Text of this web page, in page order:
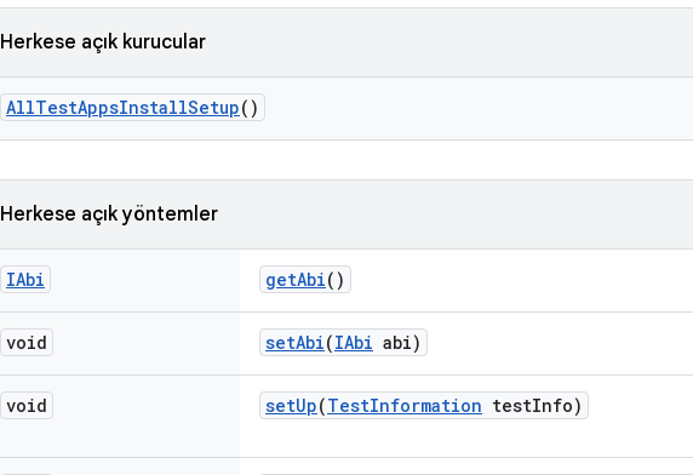
Herkese açık kurucular
AllTestAppsInstallSetup()
Herkese açık yöntemler
IAbi getAbi()
void setAbi(IAbi abi)
void setUp(TestInformation testInfo)